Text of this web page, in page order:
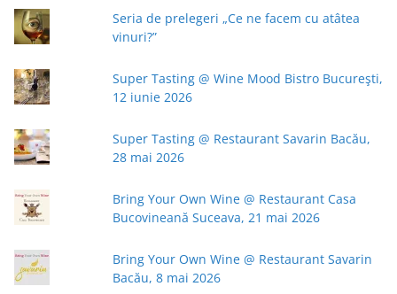
Seria de prelegeri „Ce ne facem cu atâtea
vinuri?”
Super Tasting @ Wine Mood Bistro Bucureşti,
12 iunie 2026
Super Tasting @ Restaurant Savarin Bacău,
28 mai 2026
Bring Your Own Wine @ Restaurant Casa
Bucovineană Suceava, 21 mai 2026
Bring Your Own Wine @ Restaurant Savarin
Bacău, 8 mai 2026